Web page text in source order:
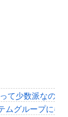
て少数派なのか
ムグループに参